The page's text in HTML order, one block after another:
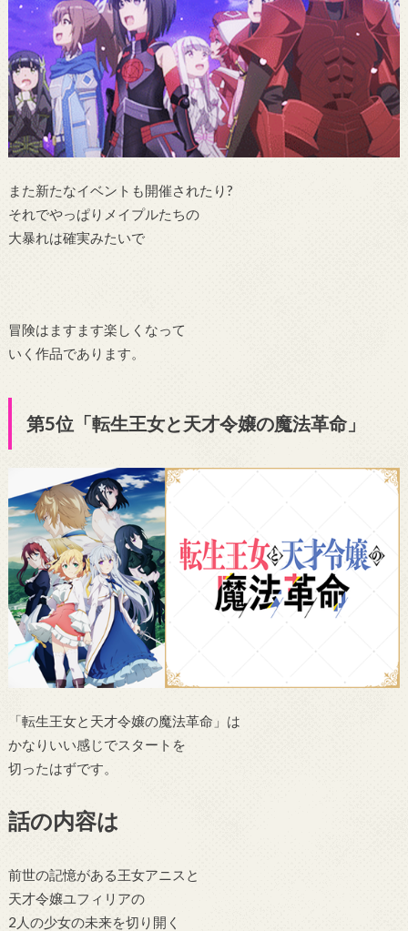
また新たなイベントも開催されたり?
それでやっぱりメイプルたちの
大暴れは確実みたいで
冒険はますます楽しくなって
いく作品であります。
第5位「転生王女と天才令嬢の魔法革命」
「転生王女と天才令嬢の魔法革命」は
かなりいい感じでスタートを
切ったはずです。
話の内容は
前世の記憶がある王女アニスと
天才令嬢ユフィリアの
2人の少女の未来を切り開く